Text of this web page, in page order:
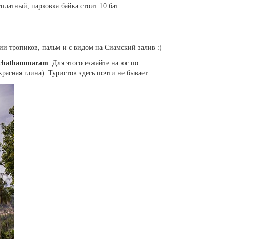
парковка байка стоит 10 бат.
тропиков, пальм и с видом на Сиамский залив :)
. Для этого езжайте на юг по
глина). Туристов здесь почти не бывает.